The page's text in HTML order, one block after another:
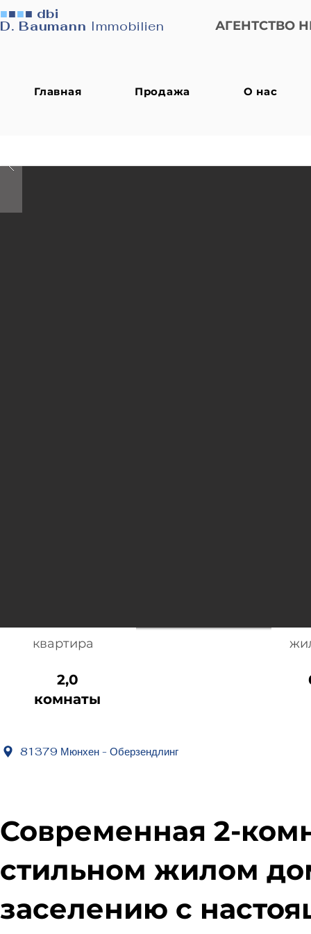
■■■■ dbi
D. Baumann Immobilien АГЕНТСТВО
Главная Продажа О нас
квартира
2,0
комнаты
81379 Мюнхен - Оберзендлинг
Современная 2-
стильном жилом
заселению с